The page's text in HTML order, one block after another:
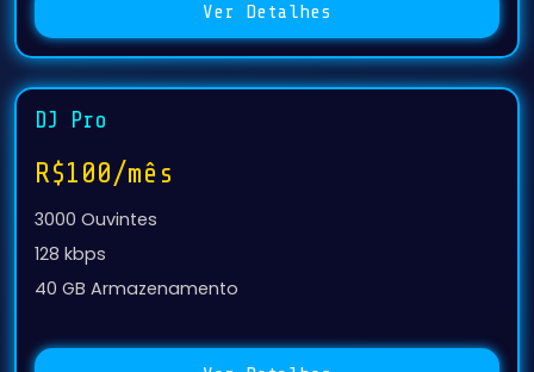
Ver Detalhes
DJ Pro
R$100/mês
3000 Ouvintes
128 kbps
40 GB Armazenamento